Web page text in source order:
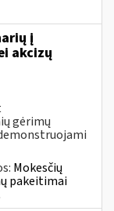
į
akcizų
gėrimų
Mokesčių
pakeitimai